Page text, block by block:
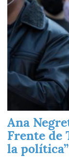
Ana
Frente de
la política”